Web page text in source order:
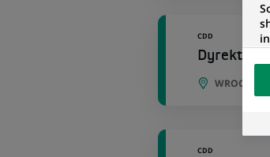
CDD
WROCŁAW,
CDD